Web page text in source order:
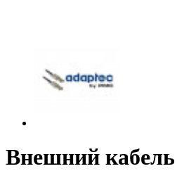
Внешний